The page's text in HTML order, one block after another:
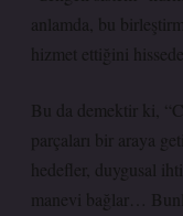
anlamda, bu
hizmet ettiğini
Bu da demektir ki,
parçaları bir araya
hedefler, duygusal
manevi bağlar…